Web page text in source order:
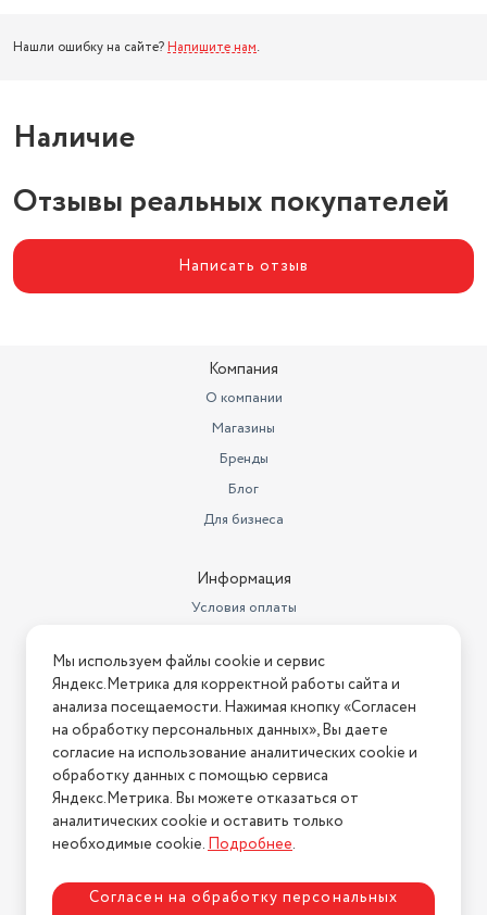
Нашли ошибку на сайте? Напишите нам.
Наличие
Отзывы реальных покупателей
Написать отзыв
Компания
О компании
Магазины
Бренды
Блог
Для бизнеса
Информация
Условия оплаты
Условия возврата
Нашли ошибку на сайте? Напишите нам
2026 © Интернет-магазин "АстМаркет". У нас есть всё!
Политика конфиденциальности
Мы используем файлы cookie и сервис
Яндекс.Метрика для корректной работы сайта и
анализа посещаемости. Нажимая кнопку «Согласен
на обработку персональных данных», Вы даете
согласие на использование аналитических cookie и
обработку данных с помощью сервиса
Яндекс.Метрика. Вы можете отказаться от
аналитических cookie и оставить только
необходимые cookie.Подробнее.
Согласен на обработку персональных